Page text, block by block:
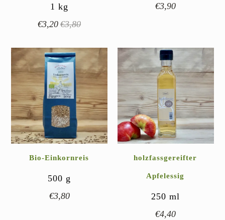
1kg
€3,80
Ursprünglicher
war:
€3,80
€3,20 Aktueller
ist:
€3,20.
€3,90
Bio-Einkornreis
500 g
€3,80
holzfassgereifter
Apfelessig
250ml
€4,40